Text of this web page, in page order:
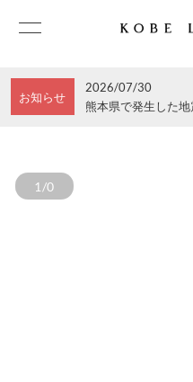
お知らせ
2026/07/30
熊本県で発生した
1/0